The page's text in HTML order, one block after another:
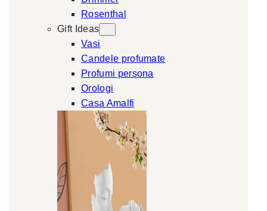
Rosenthal
Gift Ideas
Vasi
Candele profumate
Profumi persona
Orologi
Casa Amalfi